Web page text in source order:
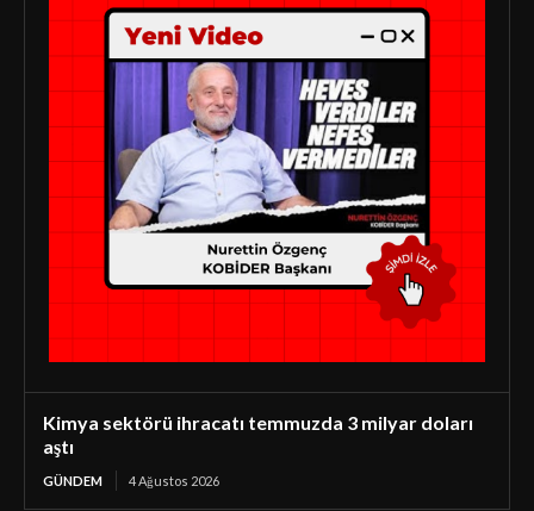
Kimya sektörü ihracatı temmuzda 3 milyar doları
aştı
GÜNDEM 4 Ağustos 2026